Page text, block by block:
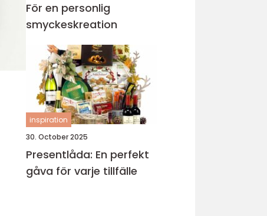
För en personlig
smyckeskreation
inspiration
30. October 2025
Presentlåda: En perfekt
gåva för varje tillfälle